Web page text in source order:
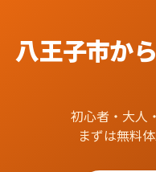
八王子市か
初心者・大人
まずは無料